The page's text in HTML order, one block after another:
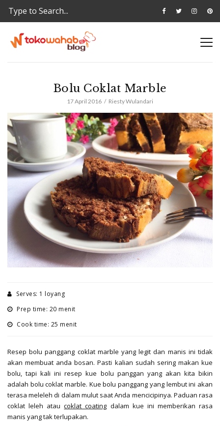
Bolu Coklat Marble
17 April 2016 Riesty Wulandari
Serves: 1 loyang
Prep time: 20 menit
Cook time: 25 menit
Resep bolu panggang coklat marble yang legit dan manis ini tidak
akan membuat anda bosan. Pasti kalian sudah sering makan kue
bolu, tapi kali ini resep kue bolu panggan yang akan kita bikin
adalah bolu coklat marble. Kue bolu panggang yang lembut ini akan
terasa meleleh di dalam mulut saat Anda mencicipinya. Paduan rasa
coklat leleh ataucoklat coating dalam kue ini memberikan rasa
manis yang tak terlupakan.